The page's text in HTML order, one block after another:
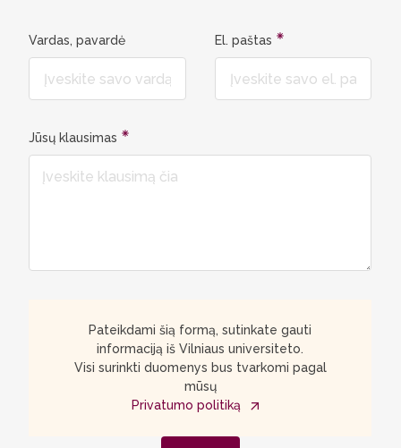
Vardas, pavardė El. paštas
Jūsų klausimas
Pateikdami šią formą, sutinkate gauti
informaciją iš Vilniaus universiteto.
Visi surinkti duomenys bus tvarkomi pagal
mūsų
Privatumo politiką